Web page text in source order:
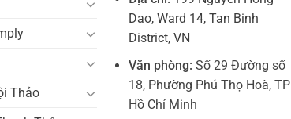
Thảo
Dao, Ward 14, Tan Binh
District, VN
Văn phòng: Số 29 Đường số
18, Phường Phú Thọ Hoà, TP
Hồ Chí Minh